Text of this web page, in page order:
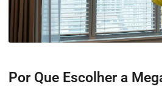
Por Que Escolher a